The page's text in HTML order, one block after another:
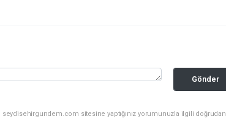
Gönder
sitesine yaptığınız yorumunuzla ilgili doğrudan